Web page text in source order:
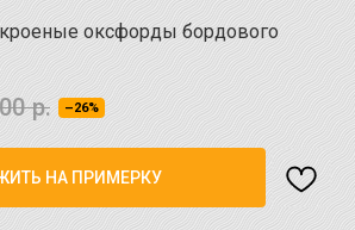
оксфорды бордового
р. –26%
НА ПРИМЕРКУ